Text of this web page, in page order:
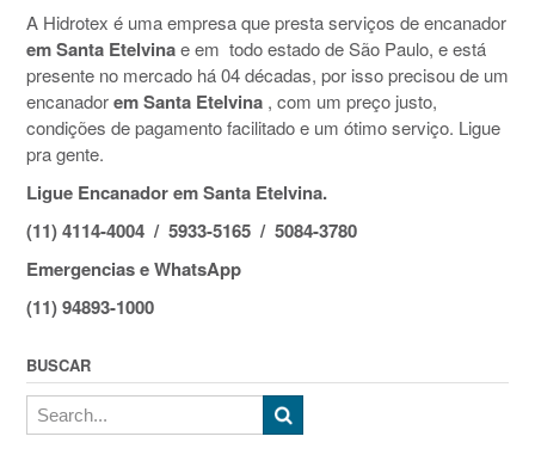
A Hidrotex é uma empresa que presta serviços de encanador
em Santa Etelvinae em todo estado de São Paulo, e está
presente no mercado há 04 décadas, por isso precisou de um
encanadorem Santa Etelvina , com um preço justo,
condições de pagamento facilitado e um ótimo serviço. Ligue
pra gente.
Ligue Encanador em Santa Etelvina.
(11) 4114-4004 / 5933-5165 / 5084-3780
Emergencias e WhatsApp
(11) 94893-1000
BUSCAR